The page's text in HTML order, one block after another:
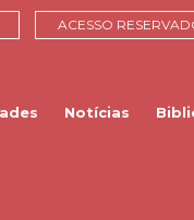
ACESSO
Notícias